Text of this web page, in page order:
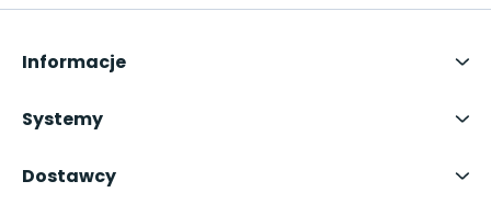
Informacje
Systemy
Dostawcy